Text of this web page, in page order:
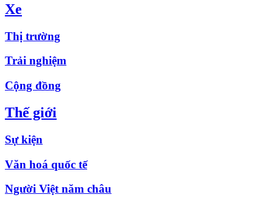
Xe
Thị trường
Trải nghiệm
Cộng đồng
Thế giới
Sự kiện
Văn hoá quốc tế
Người Việt năm châu